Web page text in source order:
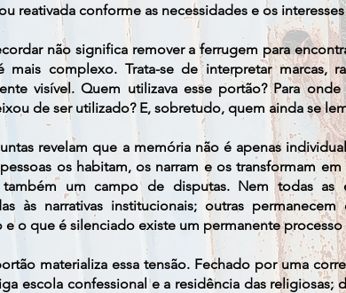
reativada conforme as necessidades e os
não significa remover a ferrugem para
mais complexo. Trata-se de interpretar
visível. Quem utilizava esse portão? Para
de ser utilizado? E, sobretudo, quem ainda se
revelam que a memória não é apenas
os habitam, os narram e os transformam
um campo de disputas. Nem todas as
às narrativas institucionais; outras
e o que é silenciado existe um permanente
materializa essa tensão. Fechado por uma
escola confessional e a residência das